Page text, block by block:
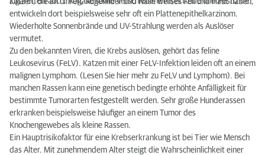
Katzen, die an Ohren, Augenlider und Nase weißes Fell und Haut haben,
entwickeln dort beispielsweise sehr oft ein Plattenepithelkarzinom.
Wiederholte Sonnenbrände und UV-Strahlung werden als Auslöser
vermutet.
Zu den bekannten Viren, die Krebs auslösen, gehört das feline
Leukosevirus (FeLV). Katzen mit einer FeLV-Infektion leiden oft an einem
malignen Lymphom. (Lesen Sie hier mehr zu FeLV und Lymphom). Bei
manchen Rassen kann eine genetisch bedingte erhöhte Anfälligkeit für
bestimmte Tumorarten festgestellt werden. Sehr große Hunderassen
erkranken beispielsweise häufiger an einem Tumor des
Knochengewebes als kleine Rassen.
Ein Hauptrisikofaktor für eine Krebserkrankung ist bei Tier wie Mensch
das Alter. Mit zunehmendem Alter steigt die Wahrscheinlichkeit einer